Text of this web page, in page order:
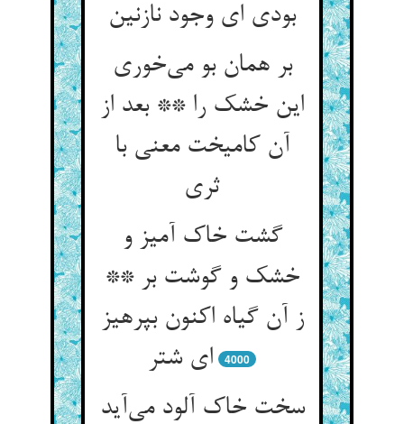
بودی ای وجود نازنین
بر همان بو می‌‌خوری
این خشک را ** بعد از
آن کامیخت معنی با
گشت خاک آمیز و
خشک و گوشت بر **
ز آن گیاه اکنون بپرهیز
ای شتر
4000
سخت خاک آلود می‌‌آید